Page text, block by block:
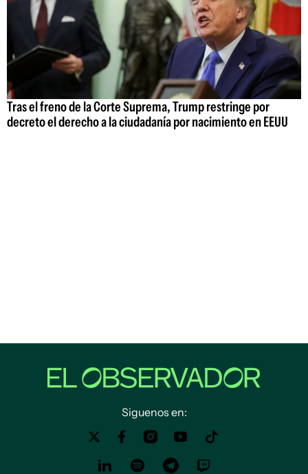
Tras el freno de la Corte Suprema, Trump restringe por
decreto el derecho a la ciudadanía por nacimiento en EEUU
Siguenos en: